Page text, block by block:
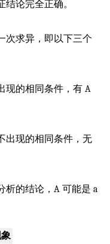
论完全正确。
次求异，即以下三个
现的相同条件，有 A
出现的相同条件，无
析的结论，A 可能是 a